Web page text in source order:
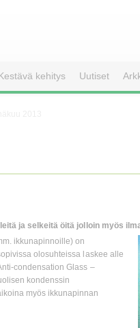
kehitys Uutiset
ja selkeitä öitä jolloin myös
ikkunapinnoille) on
olosuhteissa laskee alle
condensation Glass –
kondenssin
myös ikkunapinnan